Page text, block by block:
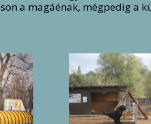
a magáénak, mégpedig a